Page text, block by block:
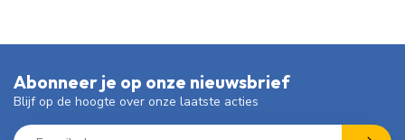
Abonneer je op onze nieuwsbrief
Blijf op de hoogte over onze laatste acties